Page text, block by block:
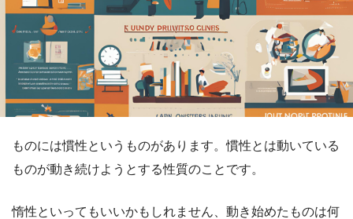
ものには慣性というものがあります。慣性とは動いている
ものが動き続けようとする性質のことです。
惰性といってもいいかもしれません、動き始めたものは何